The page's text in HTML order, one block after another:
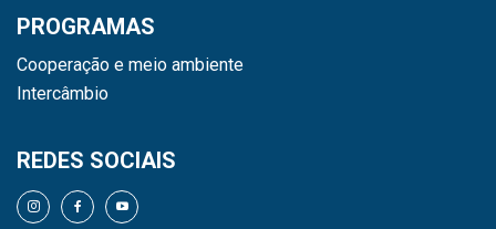
PROGRAMAS
Cooperação e meio ambiente
Intercâmbio
REDES SOCIAIS